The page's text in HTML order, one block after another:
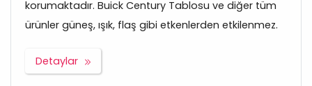
korumaktadır. Buick Century Tablosu ve diğer tüm
ürünler güneş, ışık, flaş gibi etkenlerden etkilenmez.
Detaylar